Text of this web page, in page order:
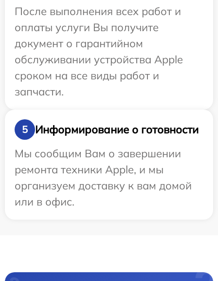
После выполнения всех работ и
оплаты услуги Вы получите
документ о гарантийном
обслуживании устройства Apple
сроком на все виды работ и
запчасти.
5
Информирование о готовности
Мы сообщим Вам о завершении
ремонта техники Apple, и мы
организуем доставку к вам домой
или в офис.